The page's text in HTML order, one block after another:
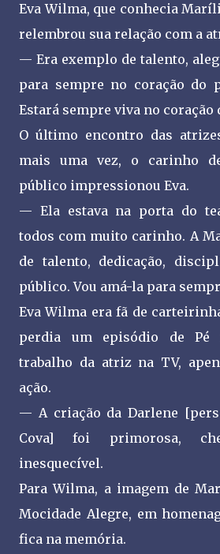
Eva Wilma, que conhecia
relembrou sua relação com a
— Era exemplo de talento,
para sempre no coração do
Estará sempre viva no coração
O último encontro das
mais uma vez, o carinho
público impressionou Eva.
— Ela estava na porta do
todos com muito carinho. A
de talento, dedicação,
público. Vou amá-la para
Eva Wilma era fã de
perdia um episódio de Pé
trabalho da atriz na TV,
ação.
— A criação da Darlene
Cova] foi primorosa,
inesquecível.
Para Wilma, a imagem de
Mocidade Alegre, em
fica na memória.